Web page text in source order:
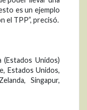
es un ejemplo
el TPP”, precisó.
Unidos)
Estados Unidos,
Singapur,